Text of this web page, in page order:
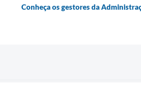
Conheça os gestores da